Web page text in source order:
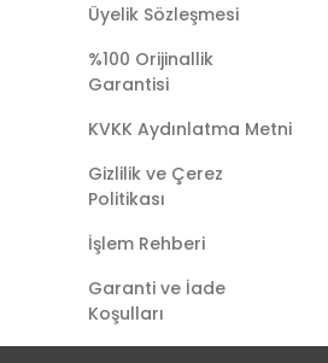
Üyelik Sözleşmesi
%100 Orijinallik
Garantisi
KVKK Aydınlatma Metni
Gizlilik ve Çerez
Politikası
İşlem Rehberi
Garanti ve İade
Koşulları